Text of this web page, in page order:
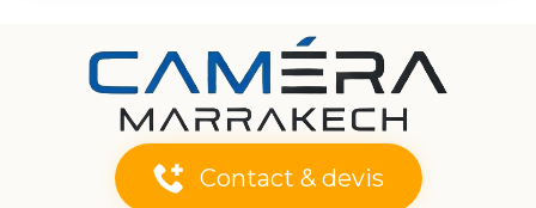
Contact & devis